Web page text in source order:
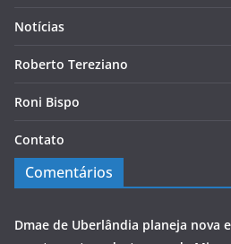
Notícias
Roberto Tereziano
Roni Bispo
Contato
Comentários
Dmae de Uberlândia planeja nova